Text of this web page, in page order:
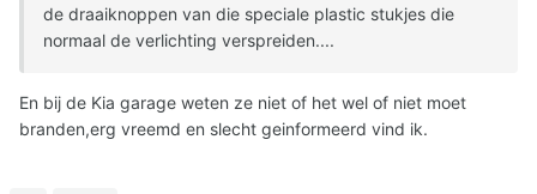
de draaiknoppen van die speciale plastic stukjes die
normaal de verlichting verspreiden....
En bij de Kia garage weten ze niet of het wel of niet moet
branden,erg vreemd en slecht geinformeerd vind ik.